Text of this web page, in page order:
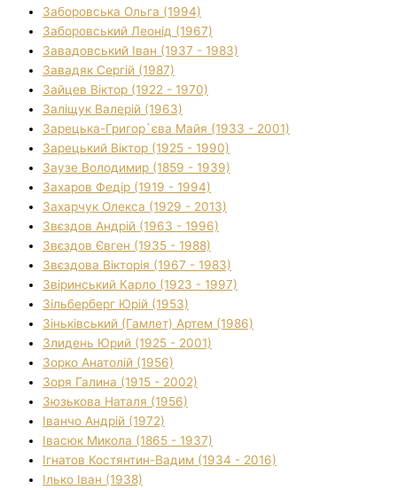
Заборовська Ольга (1994)
Заборовський Леонід (1967)
Завадовський Іван (1937 - 1983)
Завадяк Сергій (1987)
Зайцев Віктор (1922 - 1970)
Заліщук Валерій (1963)
Зарецька-Григор`єва Майя (1933 - 2001)
Зарецький Віктор (1925 - 1990)
Заузе Володимир (1859 - 1939)
Захаров Федір (1919 - 1994)
Захарчук Олекса (1929 - 2013)
Звєздов Андрій (1963 - 1996)
Звєздов Євген (1935 - 1988)
Звєздова Вікторія (1967 - 1983)
Звіринський Карло (1923 - 1997)
Зільберберг Юрій (1953)
Зіньківський (Гамлет) Артем (1986)
Злидень Юрий (1925 - 2001)
Зорко Анатолій (1956)
Зоря Галина (1915 - 2002)
Зюзькова Наталя (1956)
Іванчо Андрій (1972)
Івасюк Микола (1865 - 1937)
Ігнатов Костянтин-Вадим (1934 - 2016)
Ілько Іван (1938)